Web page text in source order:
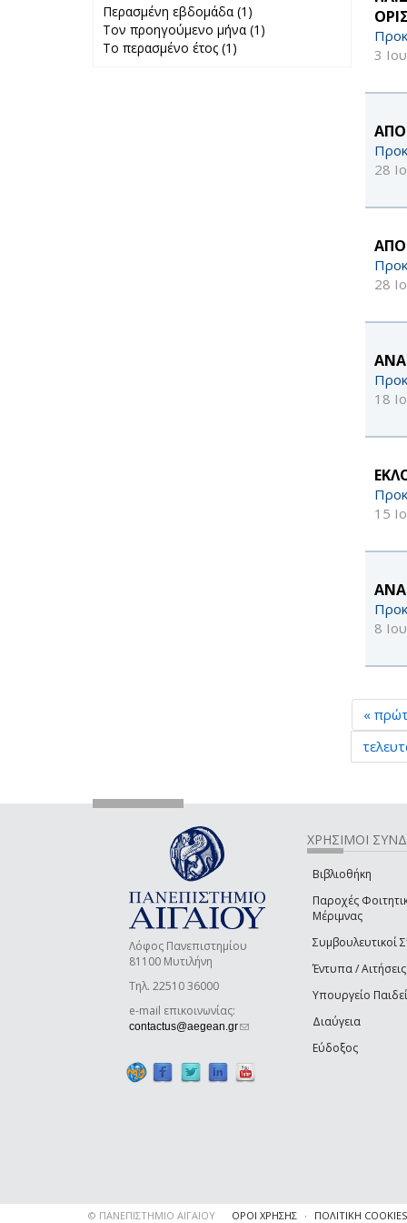
3
28
28
18
15
8
«
Περασμένη εβδομάδα (1)
Περασμένη
Τον προηγούμενο μήνα (1)
Το περασμένο έτος (1)
Λόφος Πανεπιστημίου
81100 Μυτιλήνη
Τηλ. 22510 36000
e-mail επικοινωνίας:
contactus@aegean.gr(link sends e-mail)
ΧΡΗΣΙΜΟΙ
Βιβλιοθήκη
Παροχές
Μέριμνας
Συμβουλευτικοί
Έντυπα / Αιτήσεις
Υπουργείο
Διαύγεια
Εύδοξος
© ΠΑΝΕΠΙΣΤΗΜΙΟ ΑΙΓΑΙΟΥ ΟΡΟΙ ΧΡΗΣΗΣ ΠΟΛΙΤΙΚΗ COOKIES